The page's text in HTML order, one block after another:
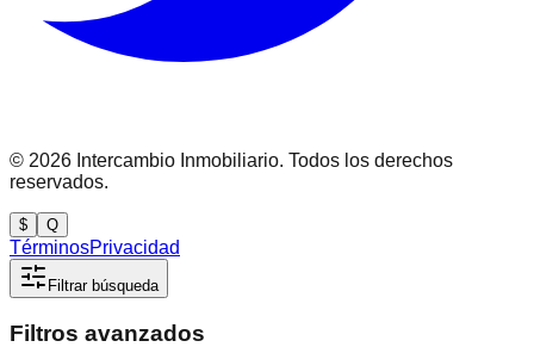
© 2026 Intercambio Inmobiliario. Todos los derechos
reservados.
$ Q
TérminosPrivacidad
Filtrar búsqueda
Filtros avanzados